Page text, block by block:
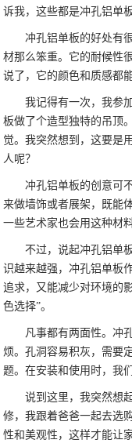
诉我，这些都是冲孔铝单
冲孔铝单板的好处有
材那么笨重。它的耐候性
说了，它的颜色和质感都
我记得有一次，我参
板做了个造型独特的吊顶
觉。我突然想到，这要是
人呢？
冲孔铝单板的创意可
来做墙饰或者展架，既能
一些艺术家也会用这种材
不过，说起冲孔铝单
识越来越强，冲孔铝单板
追求，又能减少对环境的
色选择”。
凡事都有两面性。冲
烦。孔洞容易积灰，需要
题。在安装和使用时，我
说到这里，我突然想
修，我跟着爸爸一起去选
性和美观性，这样才能让